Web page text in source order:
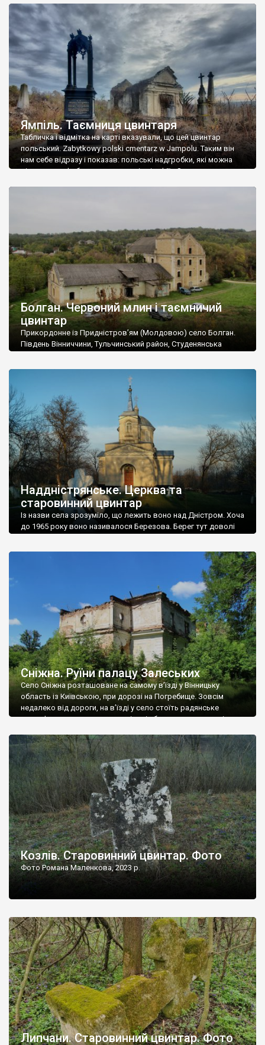
Ямпіль. Таємниця цвинтаря
Табличка і відмітка на карті вказували, що цей цвинтар
польський. Zabytkowy polski cmentarz w Jampolu. Таким він
нам себе відразу і показав: польські надгробки, які можна
віднести до фабричних, польські епітафії… Загалом цвинтар
Болган. Червоний млин і таємничий
цвинтар
Прикордонне із Придністров’ям (Молдовою) село Болган.
Південь Вінниччини, Тульчинський район, Студенянська
старовинний цвинтар із кам’яними хрестами. Всі епітафії, які
збереглися, написані кирилицею, церковнослов’янською
мовою. За всіма традиційними ознаками – цвинтар
український. Хрести датуються 19 століттям. У 1924-1940
роках Болган […]
Наддністрянське. Церква та
старовинний цвинтар
Із назви села зрозуміло, що лежить воно над Дністром. Хоча
до 1965 року воно називалося Березова. Берег тут доволі
Наддністрянське відрізняється від більшості навколишніх
сіл. У селі є мурована Михайлівська церква. Точної дати […]
Сніжна. Руїни палацу Залеських
Село Сніжна розташоване на самому в’їзді у Вінницьку
область із Київською, при дорозі на Погребище. Зовсім
недалеко від дороги, на в’їзді у село стоїть радянське
рельєфне пано, яке показує жінку і яблуню, а трохи далі, десь
не видно, але видно дві стареньких колії у траві – […]
Козлів. Старовинний цвинтар. Фото
Фото Романа Маленкова, 2023 р.
Липчани. Старовинний цвинтар. Фото